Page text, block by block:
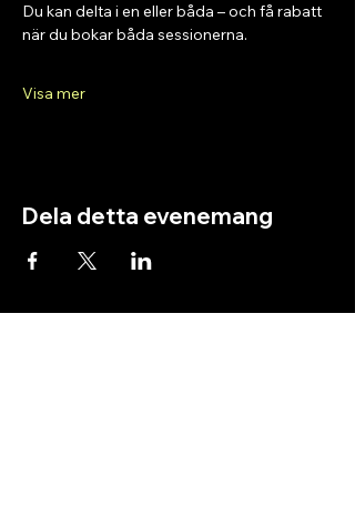
Du kan delta i en eller båda – och få rabatt
när du bokar båda sessionerna.
Visa mer
Dela detta evenemang